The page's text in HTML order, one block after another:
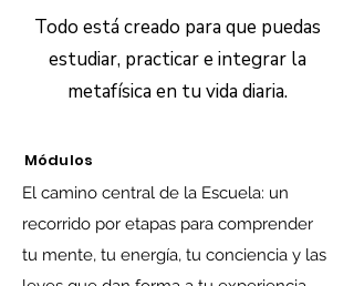
Todo está creado para que puedas
estudiar, practicar e integrar la
metafísica en tu vida diaria.
Módulos
El camino central de la Escuela: un
recorrido por etapas para comprender
tu mente, tu energía, tu conciencia y las